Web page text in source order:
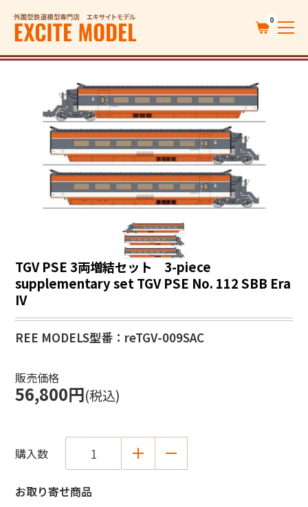
0
TGV PSE 3両増結セット 3-piece
supplementary set TGV PSE No. 112 SBB Era
IV
REE MODELS型番：reTGV-009SAC
販売価格
56,800円(税込)
購入数
お取り寄せ商品